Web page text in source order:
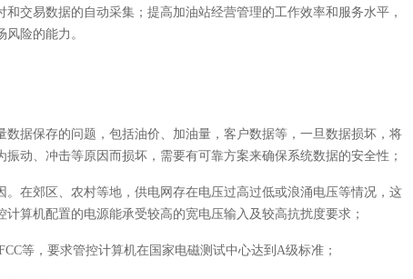
交易数据的自动采集；提高加油站经营管理的工作效率和服务水平，
险的能力。
据保存的问题，包括油价、加油量，客户数据等，一旦数据损坏，将
动、冲击等原因而损坏，需要有可靠方案来确保系统数据的安全性；
在郊区、农村等地，供电网存在电压过高过低或浪涌电压等情况，这
算机配置的电源能承受较高的宽电压输入及较高抗扰度要求；
等，要求管控计算机在国家电磁测试中心达到 A级标准；